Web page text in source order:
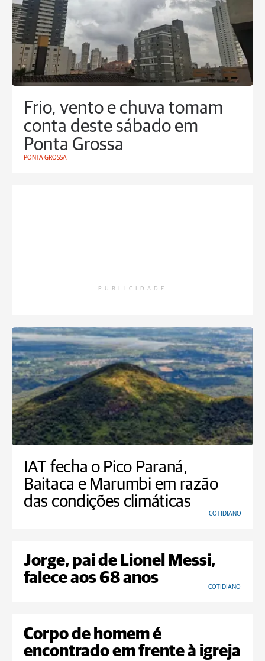
Frio, vento e chuva tomam
conta deste sábado em
Ponta Grossa
PONTA GROSSA
PUBLICIDADE
IAT fecha o Pico Paraná,
Baitaca e Marumbi em razão
das condições climáticas
COTIDIANO
Jorge, pai de Lionel Messi,
falece aos 68 anos
COTIDIANO
Corpo de homem é
encontrado em frente à igreja